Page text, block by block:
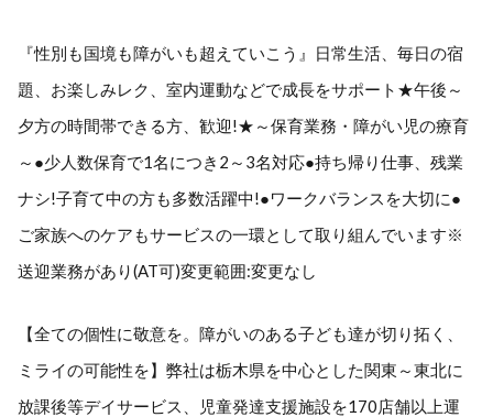
『性別も国境も障がいも超えていこう』日常生活、毎日の宿
題、お楽しみレク、室内運動などで成長をサポート★午後～
夕方の時間帯できる方、歓迎!★～保育業務・障がい児の療育
～●少人数保育で1名につき2～3名対応●持ち帰り仕事、残業
ナシ!子育て中の方も多数活躍中!●ワークバランスを大切に●
ご家族へのケアもサービスの一環として取り組んでいます※
送迎業務があり(AT可)変更範囲:変更なし
【全ての個性に敬意を。障がいのある子ども達が切り拓く、
ミライの可能性を】弊社は栃木県を中心とした関東～東北に
放課後等デイサービス、児童発達支援施設を170店舗以上運